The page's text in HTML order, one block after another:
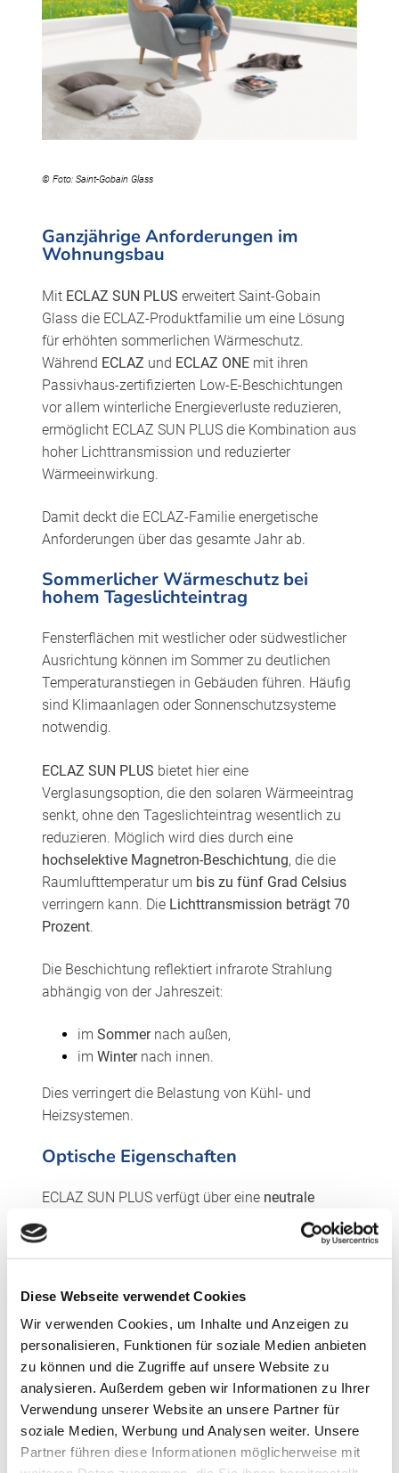
Diese Webseite verwendet Cookies
Wir verwenden Cookies, um Inhalte und Anzeigen zu
personalisieren, Funktionen für soziale Medien anbieten
zu können und die Zugriffe auf unsere Website zu
analysieren. Außerdem geben wir Informationen zu Ihrer
Verwendung unserer Website an unsere Partner für
soziale Medien, Werbung und Analysen weiter. Unsere
Partner führen diese Informationen möglicherweise mit
© Foto: Saint-Gobain Glass
Ganzjährige Anforderungen im
Wohnungsbau
Mit ECLAZ SUN PLUS erweitert Saint-Gobain
Glass die ECLAZ-Produktfamilie um eine Lösung
für erhöhten sommerlichen Wärmeschutz.
Während ECLAZ und ECLAZ ONEmit ihren
Passivhaus-zertifizierten Low-E-Beschichtungen
vor allem winterliche Energieverluste reduzieren,
ermöglicht ECLAZ SUN PLUS die Kombination aus
hoher Lichttransmission und reduzierter
Wärmeeinwirkung.
Damit deckt die ECLAZ-Familie energetische
Anforderungen über das gesamte Jahr ab.
Sommerlicher Wärmeschutz bei
hohem Tageslichteintrag
Fensterflächen mit westlicher oder südwestlicher
Ausrichtung können im Sommer zu deutlichen
Temperaturanstiegen in Gebäuden führen. Häufig
sind Klimaanlagen oder Sonnenschutzsysteme
notwendig.
ECLAZ SUN PLUS bietet hier eine
Verglasungsoption, die den solaren Wärmeeintrag
senkt, ohne den Tageslichteintrag wesentlich zu
reduzieren. Möglich wird dies durch eine
hochselektive Magnetron-Beschichtung, die die
Raumlufttemperatur um bis zu fünf Grad Celsius
verringern kann. Die Lichttransmission beträgt 70
Prozent.
Die Beschichtung reflektiert infrarote Strahlung
abhängig von der Jahreszeit:
im Sommernach außen,
im Winternach innen.
Dies verringert die Belastung von Kühl- und
Heizsystemen.
Optische Eigenschaften
ECLAZ SUN PLUS verfügt über eine neutrale
Farbwiedergabe
farbneutrale Durchsicht
was sich sowohl in Fassadenansichten als auch
im Innenraum positiv auf die Wahrnehmung
Energieeffizienz über das gesamte
Jahr
Mit den VariantenECLAZ,ECLAZ ONEundECLAZ
SUN PLUSlassen sich Verglasungskonzepte
abhängig von: